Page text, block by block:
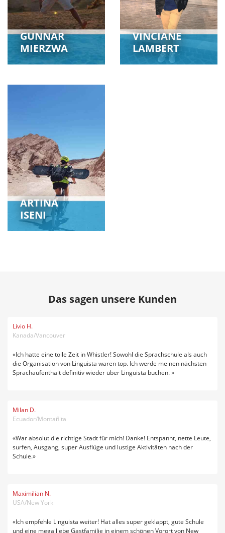
GUNNAR
MIERZWA
VINCIANE
LAMBERT
ARTINA
ISENI
Das sagen unsere Kunden
Livio H.
Kanada/Vancouver
«Ich hatte eine tolle Zeit in Whistler! Sowohl die Sprachschule als auch
die Organisation von Linguista waren top. Ich werde meinen nächsten
Sprachaufenthalt definitiv wieder über Linguista buchen. »
Milan D.
Ecuador/Montañita
«War absolut die richtige Stadt für mich! Danke! Entspannt, nette Leute,
surfen, Ausgang, super Ausflüge und lustige Aktivitäten nach der
Schule.»
Maximilian N.
USA/New York
«Ich empfehle Linguista weiter! Hat alles super geklappt, gute Schule
und eine mega liebe Gastfamilie in einem schönen Vorort von New